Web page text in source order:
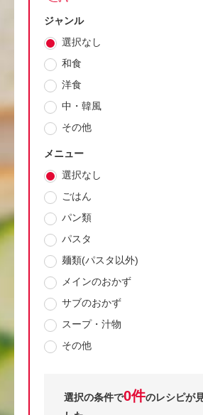
ジャンル
選択なし
和食
洋食
中・韓風
その他
メニュー
選択なし
ごはん
パン類
パスタ
麺類(パスタ以外)
メインのおかず
サブのおかず
スープ・汁物
その他
選択の条件で0件のレシピが